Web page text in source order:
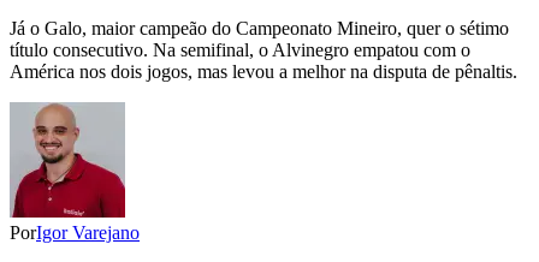
Já o Galo, maior campeão do Campeonato Mineiro, quer o sétimo
título consecutivo. Na semifinal, o Alvinegro empatou com o
América nos dois jogos, mas levou a melhor na disputa de pênaltis.
PorIgor Varejano